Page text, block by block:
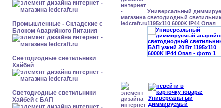
Промышленные - Складские с
Блоком Аварийного Питания
Светодиодные светильники
Хайбей
Светодиодные светильники
Хайбей с БАП
Универсальный
светодиодный
1195x110 6000K IP44 Опал